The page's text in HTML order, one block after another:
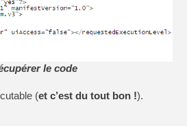
le code
(et c’est du tout bon !).